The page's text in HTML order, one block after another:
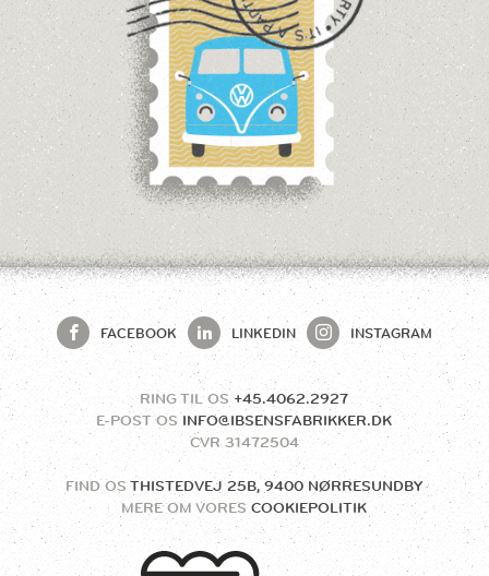
FACEBOOK LINKEDIN INSTAGRAM
RING TIL OS +45.4062.2927
E-POST OS INFO@IBSENSFABRIKKER.DK
MERE OM VORES COOKIEPOLITIK
FIND OS THISTEDVEJ 25B, 9400 NØRRESUNDBY
CVR31472504